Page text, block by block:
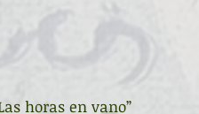
horas en vano”